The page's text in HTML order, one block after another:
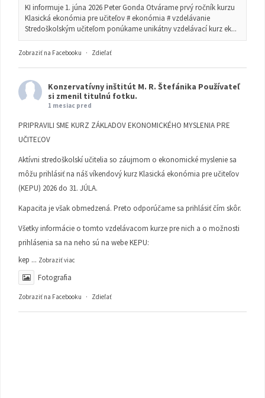
KI informuje 1. júna 2026 Peter Gonda Otvárame prvý ročník kurzu
Klasická ekonómia pre učiteľov # ekonómia # vzdelávanie
Stredoškolským učiteľom ponúkame unikátny vzdelávací kurz ek...
Zobraziť na Facebooku · Zdieľať
Konzervatívny inštitút M. R. Štefánika Používateľ
si zmenil titulnú fotku.
1 mesiac pred
PRIPRAVILI SME KURZ ZÁKLADOV EKONOMICKÉHO MYSLENIA PRE
UČITEĽOV
Aktívni stredoškolskí učitelia so záujmom o ekonomické myslenie sa
môžu prihlásiť na náš víkendový kurz Klasická ekonómia pre učiteľov
(KEPU) 2026 do 31. JÚLA.
Kapacita je však obmedzená. Preto odporúčame sa prihlásiť čím skôr.
Všetky informácie o tomto vzdelávacom kurze pre nich a o možnosti
prihlásenia sa na neho sú na webe KEPU:
kep ... Zobraziť viac
Fotografia
Zobraziť na Facebooku · Zdieľať